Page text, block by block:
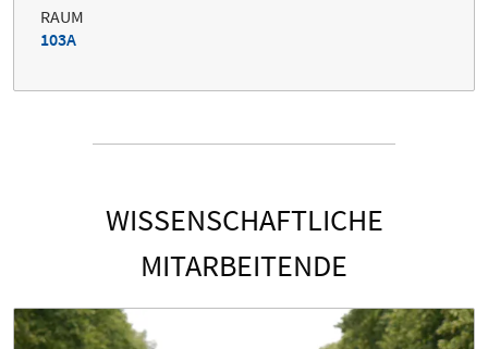
RAUM
103A
WISSENSCHAFTLICHE
MITARBEITENDE